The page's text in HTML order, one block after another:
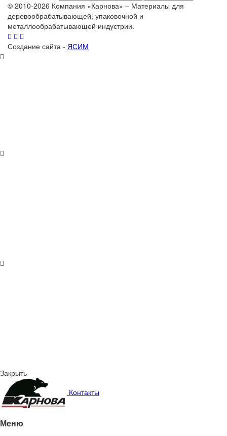
© 2010-2026 Компания «Карнова» – Материалы для
деревообрабатывающей, упаковочной и
металлообрабатывающей индустрии.
Создание сайта - ЯСИМ
Закрыть
Контакты
Меню